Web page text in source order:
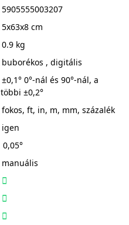
5905555003207
5x63x8 cm
0.9 kg
buborékos , digitális
±0,1° 0°-nál és 90°-nál, a
többi ±0,2°
fokos, ft, in, m, mm, százalék
igen
0,05°
manuális